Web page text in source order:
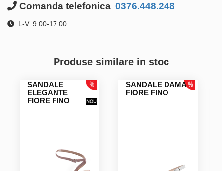
Comanda telefonica 0376.448.248
L-V: 9:00-17:00
Produse similare in stoc
SANDALE
ELEGANTE
FIORE FINO
SANDALE DAMA
FIORE FINO